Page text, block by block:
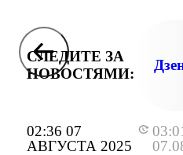
02:36 07
АВГУСТА 2025
СЛЕДИТЕ ЗА
НОВОСТЯМИ: